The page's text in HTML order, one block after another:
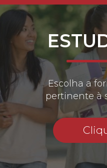
Escolha a
pertinente à